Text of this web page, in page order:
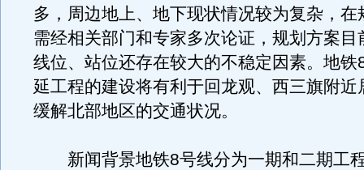
多，周边地上、地下现状情况较为复杂，在
需经相关部门和专家多次论证，规划方案目
线位、站位还存在较大的不稳定因素。地铁
延工程的建设将有利于回龙观、西三旗附近
缓解北部地区的交通状况。
新闻背景地铁8号线分为一期和二期工